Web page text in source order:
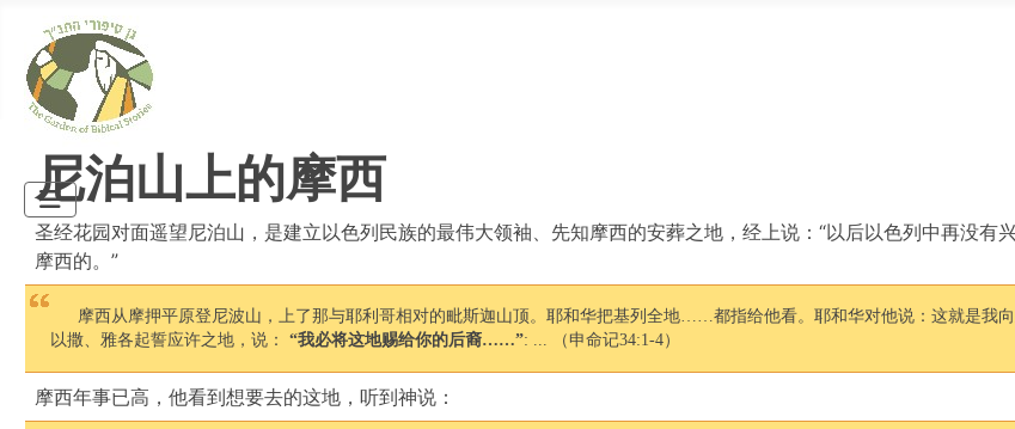
尼泊山上的摩西
圣经花园对面遥望尼泊山，是建立以色列民族的最伟大领袖、先知摩西的安葬之地，经上说：“以后以色列中再没有
摩西的。”
摩西从摩押平原登尼波山，上了那与耶利哥相对的毗斯迦山顶。耶和华把基列全地……都指给他看。耶和华对他说：这就是我向
以撒、雅各起誓应许之地，说： “我必将这地赐给你的后裔……”: ... （申命记34:1-4）
摩西年事已高，他看到想要去的这地，听到神说：